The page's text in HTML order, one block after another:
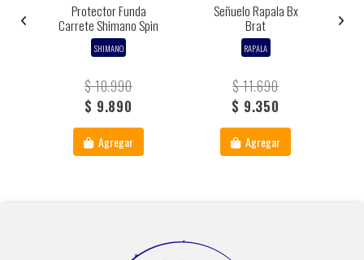
Protector Funda
Carrete Shimano Spin
SHIMANO
$ 10.990
$ 9.890
Agregar
Señuelo Rapala Bx
Brat
RAPALA
$ 11.690
$ 9.350
Agregar